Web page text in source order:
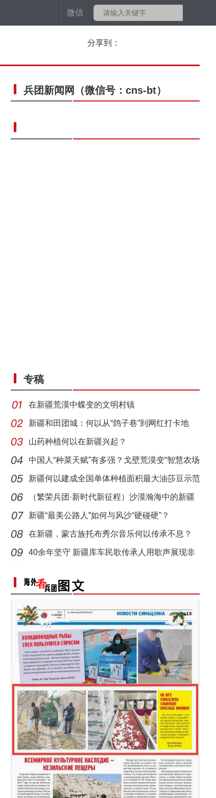
微信
分享到：
兵团新闻网 （微信号：cns-bt）
专稿
在新疆荒漠中蝶变的文明村镇
新疆和田团城：何以从“鸽子巷”到网红打卡地
山药种植何以在新疆兴起？
中国人“种菜天赋”有多强？戈壁荒漠变“智慧农场
新疆何以建成全国单体种植面积最大油莎豆示范
基地
（繁荣兵团·新时代新征程）沙漠瀚海中的新疆
兵团
新疆“最美公路人”如何与风沙“硬碰硬”？
在新疆，蒙古族托布秀尔音乐何以传承不息？
40余年坚守 新疆库车民歌传承人用歌声展现非